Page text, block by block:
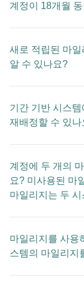
계정이 18개월
새로 적립된 마일
알 수 있나요?
기간 기반 시스
재배정할 수 있나
계정에 두 개의
요? 미사용된 마
마일리지는 두
마일리지를 사용
스템의 마일리지